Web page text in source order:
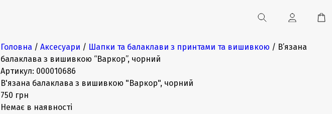
Головна / Аксесуари / Шапки та балаклави з принтами та вишивкою / В’язана
балаклава з вишивкою “Варкор”, чорний
Артикул: 000010686
В'язана балаклава з вишивкою "Варкор", чорний
750 грн
Немає в наявності